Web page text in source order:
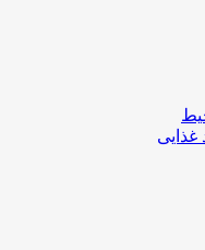
غذایی